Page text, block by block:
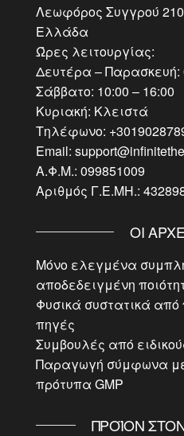
Λεωφόρος Συγγρού
Ελλάδα
Ώρες λειτουργίας:
Δευτέρα – Παρασκευή:
Σάββατο: 10:00 – 16:00
Κυριακή: Κλειστά
Τηλέφωνο:
Email:
Α.Φ.Μ.: 099851009
Αριθμός Γ.Ε.ΜΗ.:
ΟΙ
Μόνο ελεγμένα
αποδεδειγμένη
Φυσικά συστατικά από
πηγές
Συμβουλές από
Παραγωγή σύμφωνα
πρότυπα GMP
ΠΡΟΪΌΝ